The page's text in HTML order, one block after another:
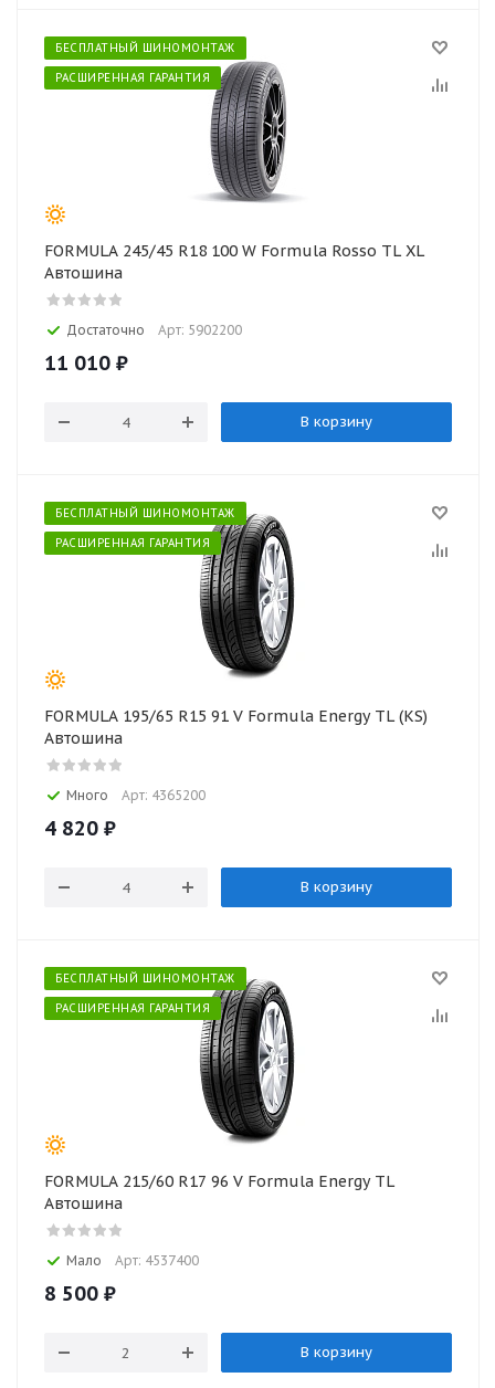
БЕСПЛАТНЫЙ ШИНОМОНТАЖ
РАСШИРЕННАЯ ГАРАНТИЯ
FORMULA 245/45 R18 100 W Formula Rosso TL XL
Автошина
Достаточно Арт: 5902200
11 010 ₽
В корзину
БЕСПЛАТНЫЙ ШИНОМОНТАЖ
РАСШИРЕННАЯ ГАРАНТИЯ
FORMULA 195/65 R15 91 V Formula Energy TL (KS)
Автошина
Много Арт: 4365200
4 820 ₽
В корзину
БЕСПЛАТНЫЙ ШИНОМОНТАЖ
РАСШИРЕННАЯ ГАРАНТИЯ
FORMULA 215/60 R17 96 V Formula Energy TL
Автошина
Мало Арт: 4537400
8 500 ₽
В корзину